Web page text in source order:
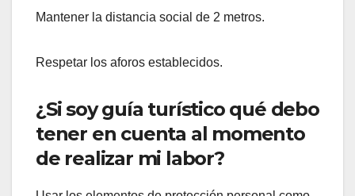
Mantener la distancia social de 2 metros.
Respetar los aforos establecidos.
¿Si soy guía turístico qué debo
tener en cuenta al momento
de realizar mi labor?